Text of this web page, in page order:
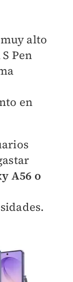
alto
Pen
en
A56 o